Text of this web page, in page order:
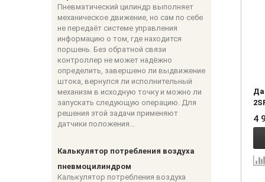
Пневматический цилиндр выполняет
механическое движение, но сам по себе
не передаёт системе управления
информацию о том, где находится
поршень. Без обратной связи
контроллер не может надёжно
определить, завершено ли выдвижение
штока, вернулся ли исполнительный
механизм в исходную точку и можно ли
запускать следующую операцию. Для
решения этой задачи применяют
датчики положения...
Калькулятор потребления воздуха
пневмоцилиндром
Калькулятор потребления воздуха
4